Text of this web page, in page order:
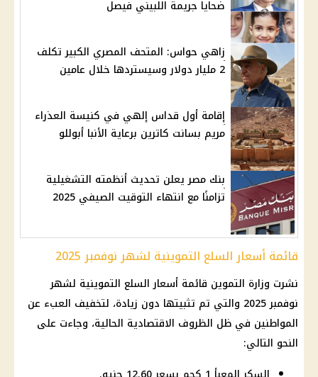
ضحايا جريمة اللبيني فيصل
زاهي حواس: المتحف المصري الكبير تكلف
2 مليار دولار وسيستردها خلال عامين
إقامة أول قداس إلهي في كنيسة العذراء
مريم بسانت كاترين برعاية الأنبا أبوللو
بنك مصر يعلن تحديث أنظمته التشغيلية
تزامنًا مع انتهاء التوقيت الصيفي 2025
قائمة أسعار السلع التموينية لشهر نوفمبر 2025
نشرت وزارة التموين قائمة أسعار السلع التموينية لشهر
نوفمبر 2025 والتي تم تثبيتها دون زيادة، لتخفيف العبء عن
المواطنين في ظل الظروف الاقتصادية الحالية، وجاءت على
النحو التالي: